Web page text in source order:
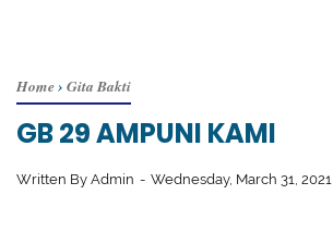
Home› Gita Bakti
GB 29 AMPUNI KAMI
Written By Admin Wednesday, March 31, 2021